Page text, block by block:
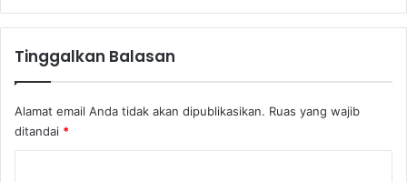
A
k
e
s
J
Tinggalkan Balasan
Alamat email Anda tidak akan dipublikasikan. Ruas yang wajib
ditandai *